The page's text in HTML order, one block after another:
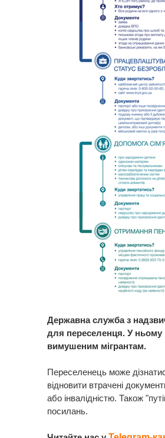
Державна служба з
для переселенця. У ньому
вимушеним мігрантам.
Переселенець може
відновити втрачені
або інвалідністю. Також
посилань.